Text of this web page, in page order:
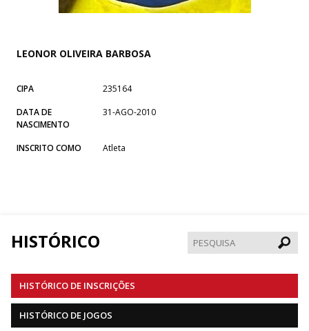
LEONOR OLIVEIRA BARBOSA
CIPA
235164
DATA DE
NASCIMENTO
31-AGO-2010
INSCRITO COMO Atleta
HISTÓRICO
HISTÓRICO DE INSCRIÇÕES
HISTÓRICO DE JOGOS